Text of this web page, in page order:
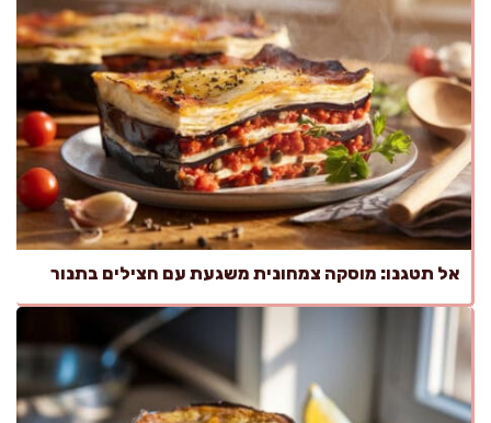
אל תטגנו: מוסקה צמחונית משגעת עם חצילים בתנור